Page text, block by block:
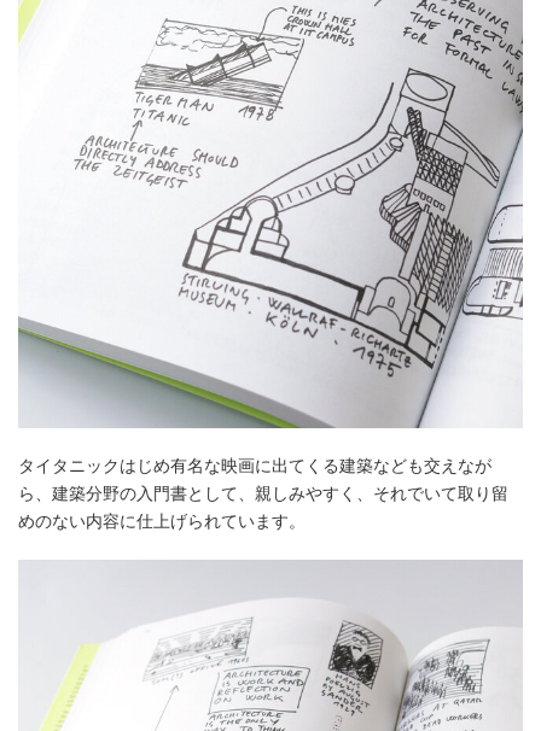
タイタニックはじめ有名な映画に出てくる建築なども交えなが
ら、建築分野の入門書として、親しみやすく、それでいて取り留
めのない内容に仕上げられています。